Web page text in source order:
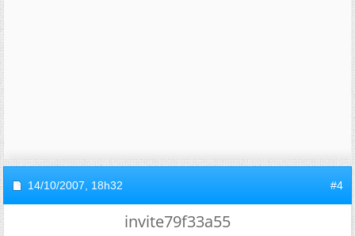
14/10/2007, 18h32 #4
invite79f33a55